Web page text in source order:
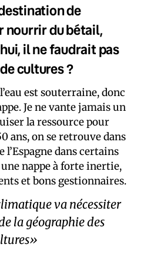
de
nourrir du bétail,
il ne faudrait pas
cultures ?
est souterraine, donc
Je ne vante jamais un
la ressource pour
ans, on se retrouve dans
dans certains
nappe à forte inertie,
et bons gestionnaires.
va nécessiter
la géographie des